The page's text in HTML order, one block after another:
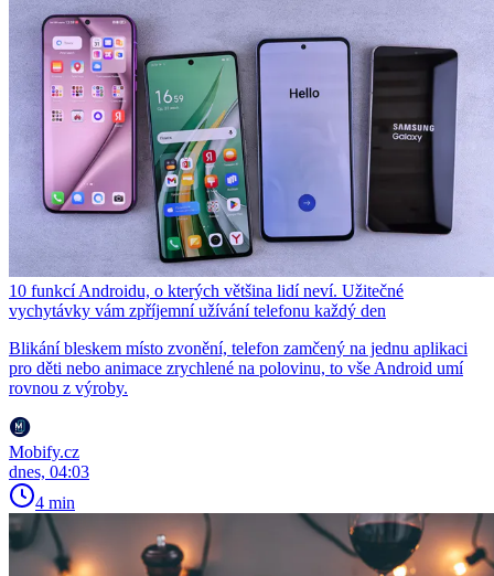
10 funkcí Androidu, o kterých většina lidí neví. Užitečné
vychytávky vám zpříjemní užívání telefonu každý den
Blikání bleskem místo zvonění, telefon zamčený na jednu aplikaci
pro děti nebo animace zrychlené na polovinu, to vše Android umí
rovnou z výroby.
Mobify.cz
dnes, 04:03
4 min